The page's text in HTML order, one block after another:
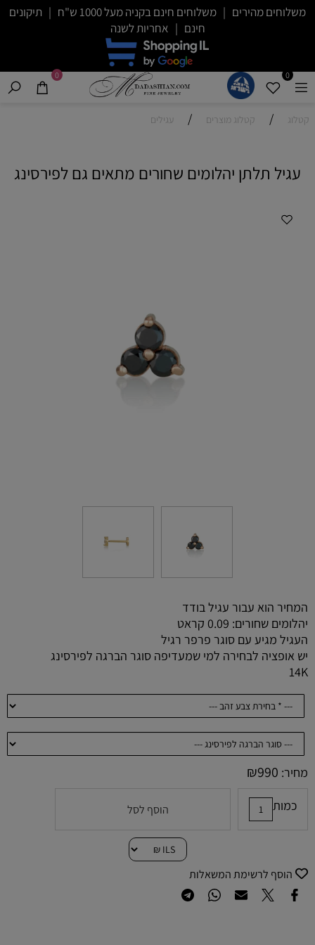
משלוחים מהירים | משלוחים חינם בקניה מעל 1000 ש"ח | תיקונים
חינם | אחריות לשנה
0
0
קטלוג / קטלוג מוצרים / עגילים
עגיל תלתן יהלומים שחורים מתאים גם לפירסינג
המחיר הוא עבור עגיל בודד
יהלומים שחורים: 0.09 קראט
העגיל מגיע עם סוגר פרפר רגיל
יש אופציה לבחירה למי שמעדיפה סוגר הברגה לפירסינג
14K
מחיר: ₪990
כמות הוסף לסל
הוסף לרשימת המשאלות